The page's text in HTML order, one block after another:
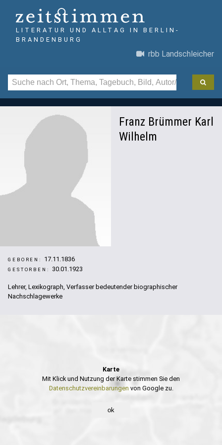
LITERATUR UND ALLTAG IN BERLIN-
BRANDENBURG
rbb Landschleicher
Franz Brümmer Karl
Wilhelm
GEBOREN: 17.11.1836
GESTORBEN: 30.01.1923
Lehrer, Lexikograph, Verfasser bedeutender biographischer
Nachschlagewerke
Karte
Mit Klick und Nutzung der Karte stimmen Sie den
Datenschutzvereinbarungen von Google zu.
ok